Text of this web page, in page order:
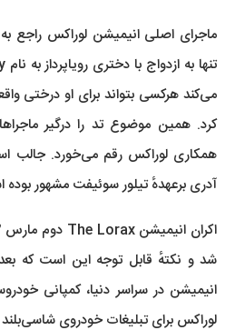
می‌کند هرکسی بتواند برای او درختی
کرد. همین موضوع تد را درگیر
همکاری لوراکس رقم می‌خورد. جالب
آدری برعهدهٔ تیلور سوئیفت مشهور
شد و نکتهٔ قابل توجه این است که
انیمیشن در سراسر دنیا، کمپانی
لوراکس برای تبلیغات خودروی شاسی‌بلند CX-5 استفاده کرد.